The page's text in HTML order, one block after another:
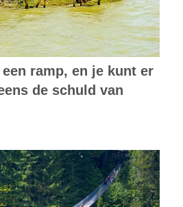
ramp, en je kunt er
de schuld van